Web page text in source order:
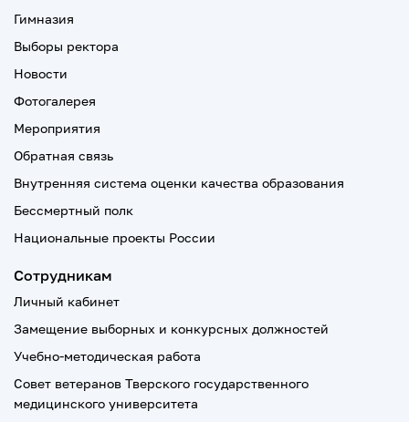
Гимназия
Выборы ректора
Новости
Фотогалерея
Мероприятия
Обратная связь
Внутренняя система оценки качества образования
Бессмертный полк
Национальные проекты России
Сотрудникам
Личный кабинет
Замещение выборных и конкурсных должностей
Учебно-методическая работа
Совет ветеранов Тверского государственного
медицинского университета